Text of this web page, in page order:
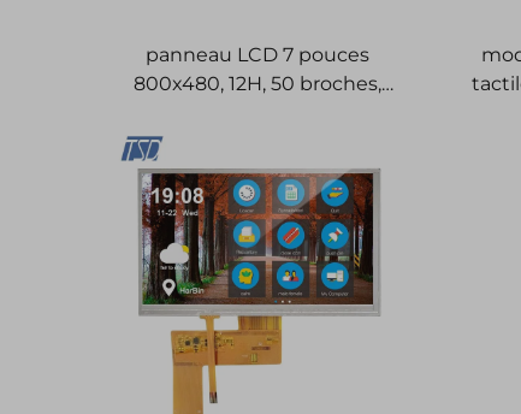
panneau LCD 7 pouces
800x480, 12H, 50 broches,
modules d'affichage LCD TFT